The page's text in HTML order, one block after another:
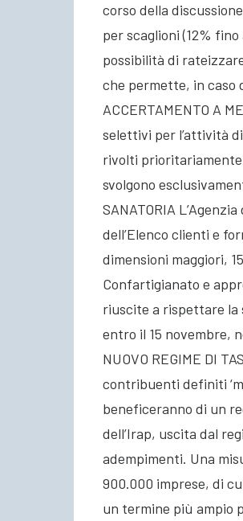
corso della
per scaglioni (12%
possibilità di
che permette, in caso
ACCERTAMENTO A
selettivi per l’attività
rivolti
svolgono
SANATORIA
dell’Elenco clienti e
dimensioni maggiori,
Confartigianato e
riuscite a rispettare la
entro il 15 novembre,
NUOVO REGIME DI
contribuenti definiti
beneficeranno di un
dell’Irap, uscita dal
adempimenti. Una
900.000 imprese, di
un termine più ampio